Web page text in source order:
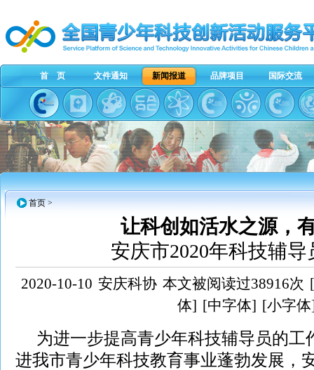
首 页 文件通知 新闻报道 品牌项目 国际交流
首页 >
让科创如活水之源，
安庆市2020年科技辅
2020-10-10 安庆科协 本文被阅读过38916次
体] [中字体] [小字
为进一步提高青少年科技辅导员的工
进我市青少年科技教育事业蓬勃发展，